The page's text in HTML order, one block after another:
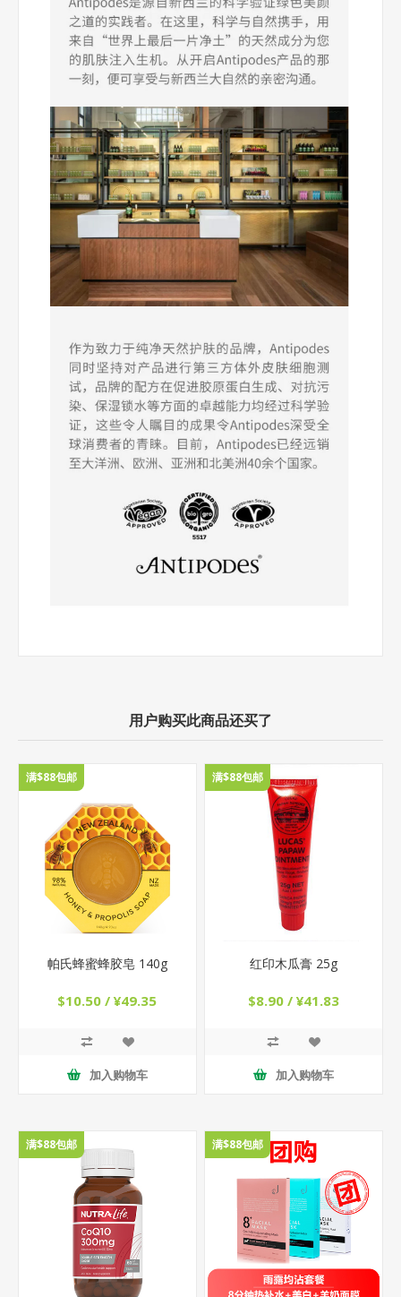
用户购买此商品还买了
满$88包邮
帕氏蜂蜜蜂胶皂 140g
$10.50 / ¥49.35
加入购物车
满$88包邮
红印木瓜膏 25g
$8.90 / ¥41.83
加入购物车
满$88包邮 满$88包邮